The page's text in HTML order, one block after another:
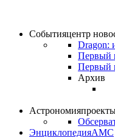
Событияцентр
Dragon:
Первый
Первый
Архив
Астрономия
ЭнциклопедияАМС